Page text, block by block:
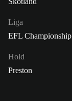
Liga
EFL Championship
Hold
Preston